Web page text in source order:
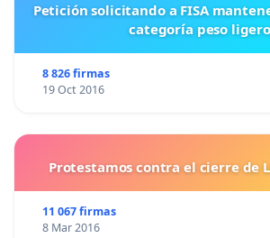
Petición solicitando a FISA mantener el remo de la
categoría peso
8 826 firmas
19 Oct 2016
Protestamos contra el cierre de
11 067 firmas
8 Mar 2016